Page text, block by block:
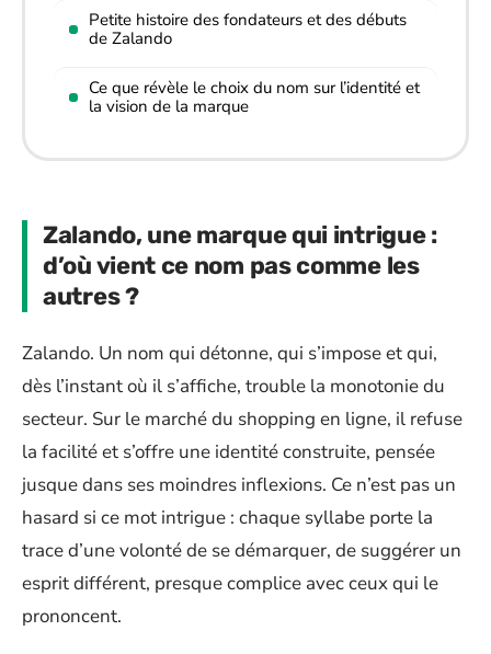
Petite histoire des fondateurs et des débuts
de Zalando
Ce que révèle le choix du nom sur l’identité et
la vision de la marque
Zalando, une marque qui intrigue :
d’où vient ce nom pas comme les
autres ?
Zalando. Un nom qui détonne, qui s’impose et qui,
dès l’instant où il s’affiche, trouble la monotonie du
secteur. Sur le marché du shopping en ligne, il refuse
la facilité et s’offre une identité construite, pensée
jusque dans ses moindres inflexions. Ce n’est pas un
hasard si ce mot intrigue : chaque syllabe porte la
trace d’une volonté de se démarquer, de suggérer un
esprit différent, presque complice avec ceux qui le
prononcent.